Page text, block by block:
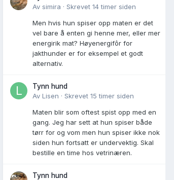
Av simira · Skrevet 14 timer siden
Men hvis hun spiser opp maten er det
vel bare å enten gi henne mer, eller mer
energirik mat? Høyenergifôr for
jakthunder er for eksempel et godt
alternativ.
Tynn hund
Av Lisen · Skrevet 15 timer siden
Maten blir som oftest spist opp med en
gang. Jeg har sett at hun spiser både
tørr for og vom men hun spiser ikke nok
siden hun fortsatt er undervektig. Skal
bestille en time hos vetrinæren.
Tynn hund